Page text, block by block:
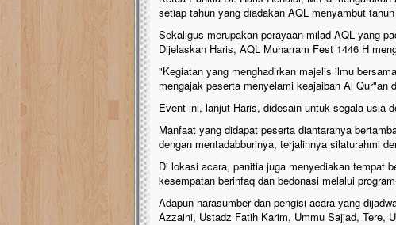
setiap tahun yang diadakan AQL menyambut
Sekaligus merupakan perayaan milad AQL yang
Dijelaskan Haris, AQL Muharram Fest 1446 H
"Kegiatan yang menghadirkan majelis ilmu
mengajak peserta menyelami keajaiban Al
Event ini, lanjut Haris, didesain untuk segala usia
Manfaat yang didapat peserta diantaranya
dengan mentadabburinya, terjalinnya silaturahmi
Di lokasi acara, panitia juga menyediakan tempat
kesempatan berinfaq dan bedonasi melalui
Adapun narasumber dan pengisi acara yang
Azzaini, Ustadz Fatih Karim, Ummu Sajjad, Tere,